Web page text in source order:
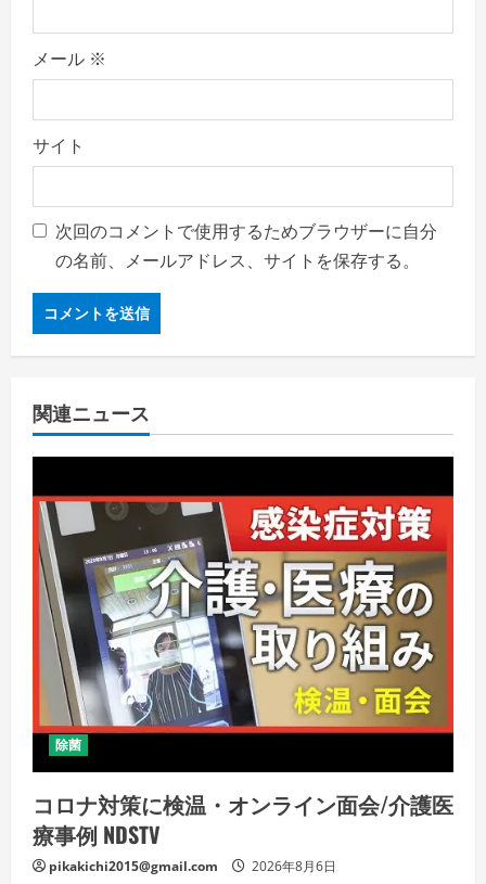
メール ※
サイト
次回のコメントで使用するためブラウザーに自分
の名前、メールアドレス、サイトを保存する。
関連ニュース
除菌
コロナ対策に検温・オンライン面会/介護医
療事例 NDSTV
pikakichi2015@gmail.com 2026年8月6日